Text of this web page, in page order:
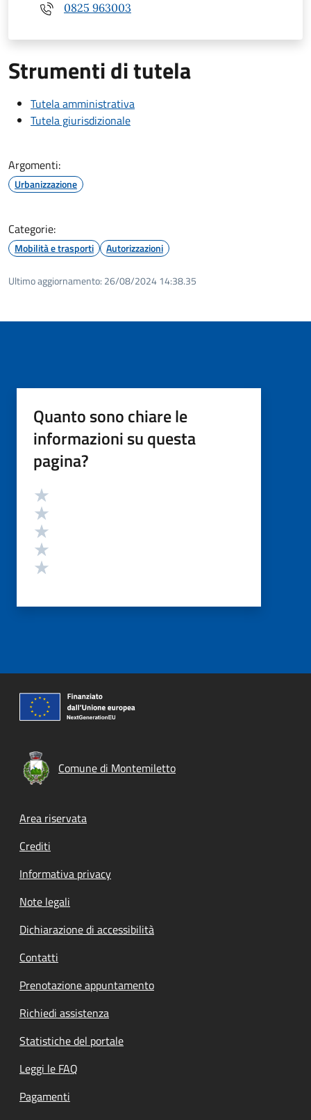
0825 963003
Strumenti di tutela
Tutela amministrativa
Tutela giurisdizionale
Argomenti:
Urbanizzazione
Categorie:
Mobilità e trasporti Autorizzazioni
Ultimo aggiornamento: 26/08/2024 14:38.35
Quanto sono chiare le
informazioni su questa
pagina?
Valutazione
Comune di Montemiletto
Footer menu
Area riservata
Crediti
Informativa privacy
Note legali
Dichiarazione di accessibilità
Contatti
Prenotazione appuntamento
Richiedi assistenza
Statistiche del portale
Leggi le FAQ
Pagamenti